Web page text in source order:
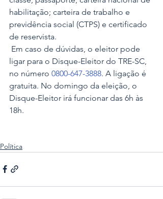
habilitação; carteira de trabalho e
previdência social (CTPS) e certificado
de reservista.
ligar para o Disque-Eleitor do TRE-SC,
no número 0800-647-3888. A ligação é
gratuita. No domingo da eleição, o
Disque-Eleitor irá funcionar das 6h às
18h.
Política